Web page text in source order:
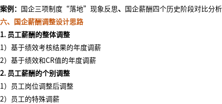
案例：
国企三项制度 “落地”现象反思、
国企薪酬四个历史阶段对比分析
六、国企薪酬调整设计思路
1. 员工薪酬的整体调整
1）基于绩效考核结果的年度调薪
2）基于绩效和CR值的年度调薪
2. 员工薪酬的个别调整
1）员工岗位调整后调整
2）员工的特殊调薪